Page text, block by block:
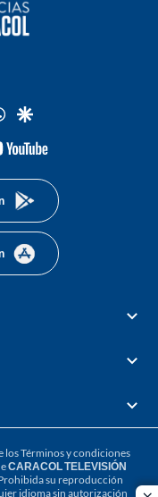
whatsapp
google
youtube-
losTérminos y condiciones
CARACOL TELEVISIÓN
su reproducción
idioma sin autorización